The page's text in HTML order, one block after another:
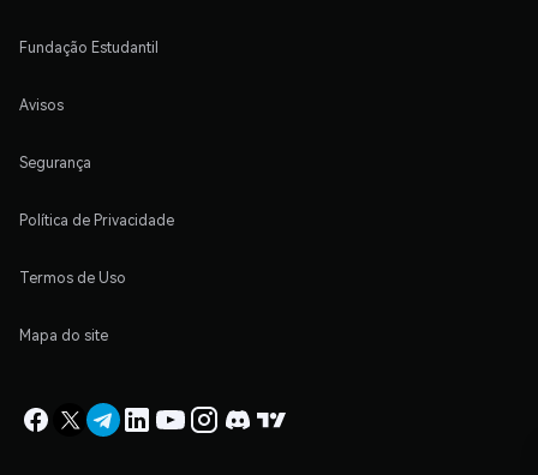
Fundação Estudantil
Avisos
Segurança
Política de Privacidade
Termos de Uso
Mapa do site